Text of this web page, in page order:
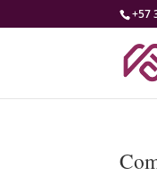
+57